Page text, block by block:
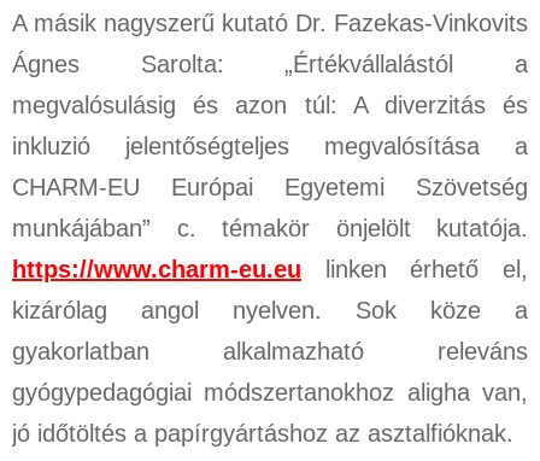
A másik nagyszerű kutató Dr. Fazekas-Vinkovits
Ágnes Sarolta: „Értékvállalástól a
megvalósulásig és azon túl: A diverzitás és
inkluzió jelentőségteljes megvalósítása a
CHARM-EU Európai Egyetemi Szövetség
munkájában” c. témakör önjelölt kutatója.
https://www.charm-eu.eu linken érhető el,
kizárólag angol nyelven. Sok köze a
gyakorlatban alkalmazható releváns
gyógypedagógiai módszertanokhoz aligha van,
jó időtöltés a papírgyártáshoz az asztalfióknak.